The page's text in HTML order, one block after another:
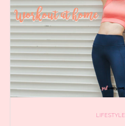
LIFESTYLE